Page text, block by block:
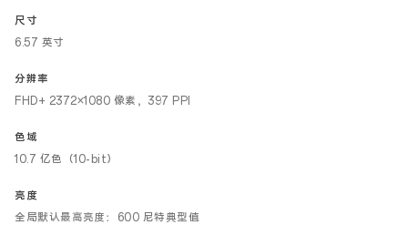
尺寸
6.57 英寸
分辨率
FHD+ 2372×1080 像素，397 PPI
色域
10.7 亿色（10-bit）
亮度
全局默认最高亮度：600 尼特典型值